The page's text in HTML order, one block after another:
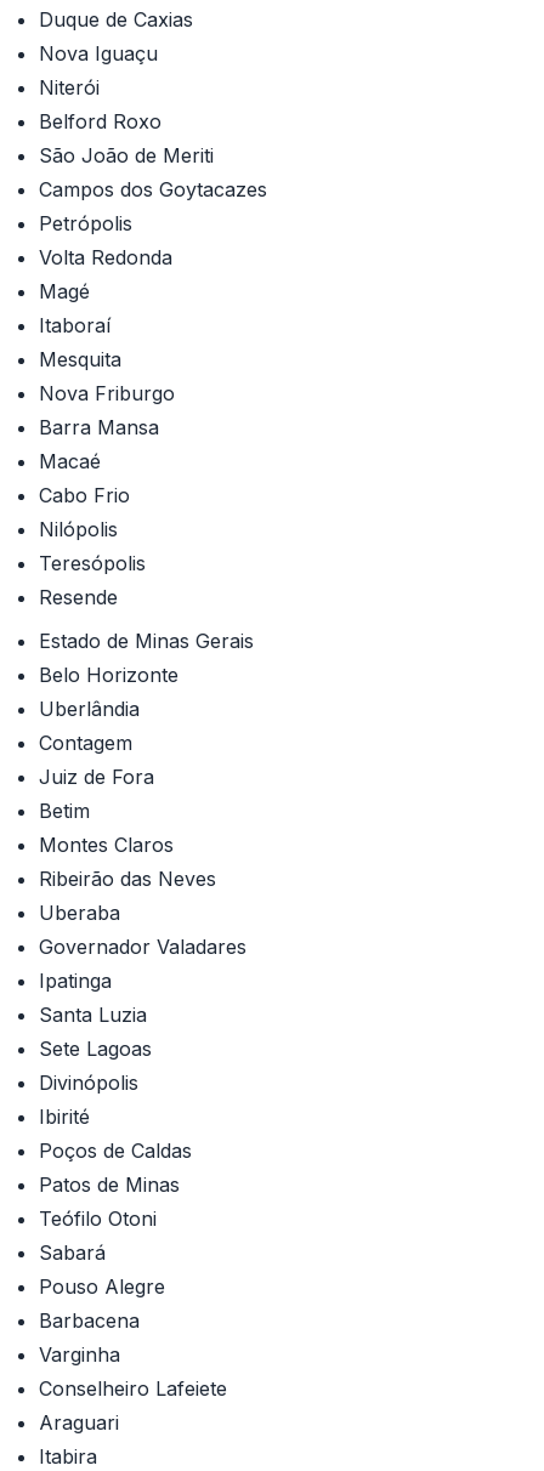
Duque de Caxias
Nova Iguaçu
Niterói
Belford Roxo
São João de Meriti
Campos dos Goytacazes
Petrópolis
Volta Redonda
Magé
Itaboraí
Mesquita
Nova Friburgo
Barra Mansa
Macaé
Cabo Frio
Nilópolis
Teresópolis
Resende
Estado de Minas Gerais
Belo Horizonte
Uberlândia
Contagem
Juiz de Fora
Betim
Montes Claros
Ribeirão das Neves
Uberaba
Governador Valadares
Ipatinga
Santa Luzia
Sete Lagoas
Divinópolis
Ibirité
Poços de Caldas
Patos de Minas
Teófilo Otoni
Sabará
Pouso Alegre
Barbacena
Varginha
Conselheiro Lafeiete
Araguari
Itabira